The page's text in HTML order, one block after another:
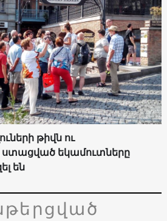
թիվն ու
ստացված եկամուտները
են